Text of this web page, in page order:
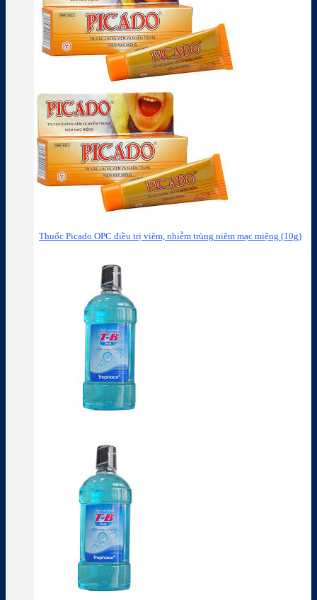
Thuốc Picado OPC điều trị viêm, nhiễm trùng niêm mạc miệng (10g)